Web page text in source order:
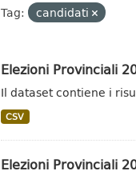
Tag: candidati
Elezioni Provinciali
Il dataset contiene i
CSV
Elezioni Provinciali